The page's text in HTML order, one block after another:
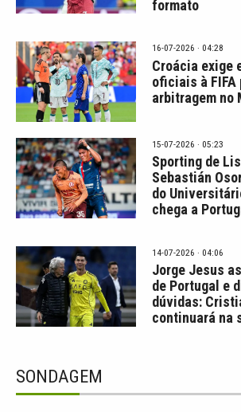
formato
16-07-2026 · 04:28
Croácia exige
oficiais à FIFA
arbitragem no
15-07-2026 · 05:23
Sporting de
Sebastián
do
chega a
14-07-2026 · 04:06
Jorge Jesus
de Portugal e
dúvidas:
continuará na
SONDAGEM